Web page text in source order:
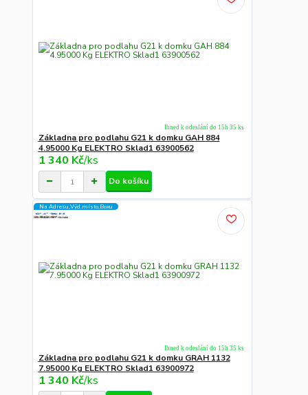
Základna pro podlahu G21 k domku GAH 884
4.95000 Kg ELEKTRO Sklad1 63900562
1 340 Kč/ks
Ihned k odeslání do 15h 35 ks
Do košíku
Na Adresu,Výd.místo,Boxu
Základna pro podlahu G21 k domku GRAH 1132
7.95000 Kg ELEKTRO Sklad1 63900972
1 340 Kč/ks
Ihned k odeslání do 15h 35 ks